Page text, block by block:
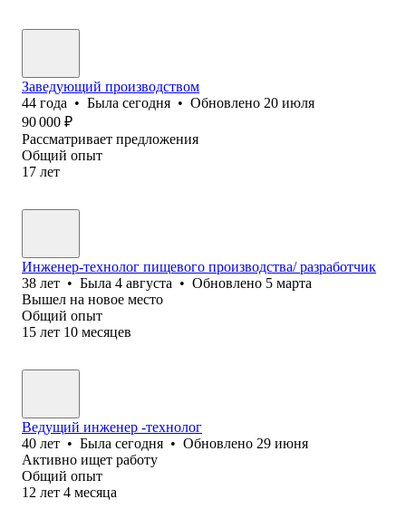
Заведующий производством
44 года • Была сегодня • Обновлено 20 июля
90 000 ₽
Рассматривает предложения
Общий опыт
17 лет
Инженер-технолог пищевого производства/ разработчик
38 лет • Была 4 августа • Обновлено 5 марта
Вышел на новое место
Общий опыт
15 лет 10 месяцев
Ведущий инженер -технолог
40 лет • Была сегодня • Обновлено 29 июня
Активно ищет работу
Общий опыт
12 лет 4 месяца